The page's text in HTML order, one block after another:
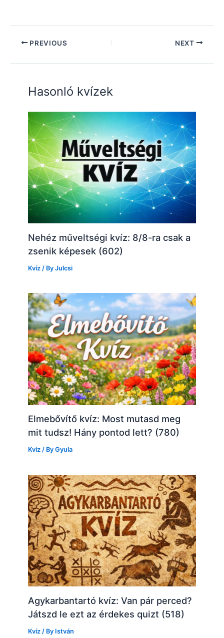
PREVIOUS NEXT
Hasonló kvízek
Nehéz műveltségi kvíz: 8/8-ra csak a
zsenik képesek (602)
Kvíz / ByJulcsi
Elmebővítő kvíz: Most mutasd meg
mit tudsz! Hány pontod lett? (780)
Kvíz / ByGyula
Agykarbantartó kvíz: Van pár perced?
Játszd le ezt az érdekes quizt (518)
Kvíz / By István